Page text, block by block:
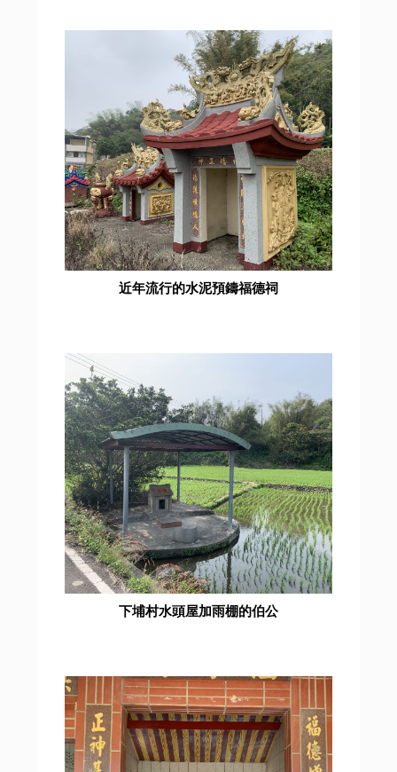
近年流行的水泥預鑄福德祠
下埔村水頭屋加雨棚的伯公